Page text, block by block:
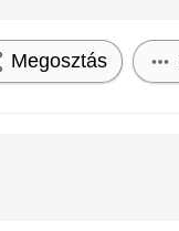
Megosztás